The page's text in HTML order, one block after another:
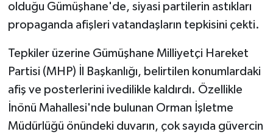
olduğu Gümüşhane'de, siyasi partilerin astıkları
propaganda afişleri vatandaşların tepkisini çekti.
Tepkiler üzerine Gümüşhane Milliyetçi Hareket
Partisi (MHP) İl Başkanlığı, belirtilen konumlardaki
afiş ve posterlerini ivedilikle kaldırdı. Özellikle
İnönü Mahallesi'nde bulunan Orman İşletme
Müdürlüğü önündeki duvarın, çok sayıda güvercin